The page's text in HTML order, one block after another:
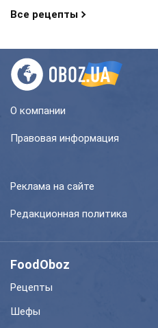
Все рецепты
О компании
Правовая информация
Реклама на сайте
Редакционная политика
FoodOboz
Рецепты
Шефы